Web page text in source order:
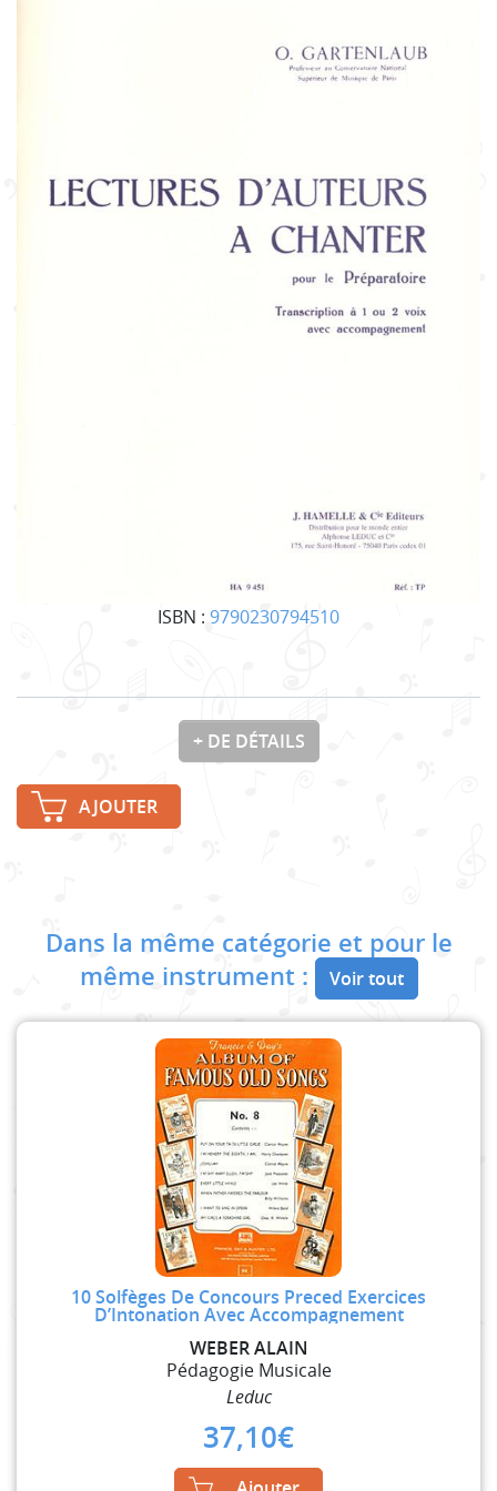
ISBN : 9790230794510
+ DE DÉTAILS
AJOUTER
Dans la même catégorie et pour le
même instrument :
Voir tout
10 Solfèges De Concours Preced Exercices
D’Intonation Avec Accompagnement
WEBER ALAIN
Pédagogie Musicale
Leduc
37,10€